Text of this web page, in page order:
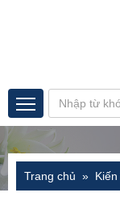
Trang chủ